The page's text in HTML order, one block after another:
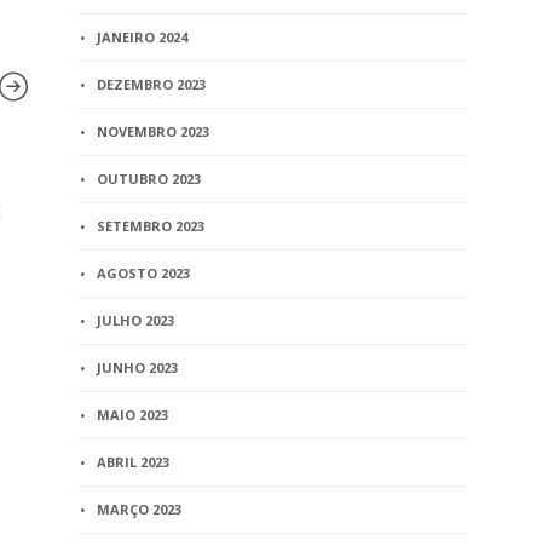
BLOG
Empresa Socialmente
Responsável
JANEIRO 2024
DEZEMBRO 2023
NOVEMBRO 2023
OUTUBRO 2023
SETEMBRO 2023
AGOSTO 2023
JULHO 2023
JUNHO 2023
MAIO 2023
ABRIL 2023
MARÇO 2023